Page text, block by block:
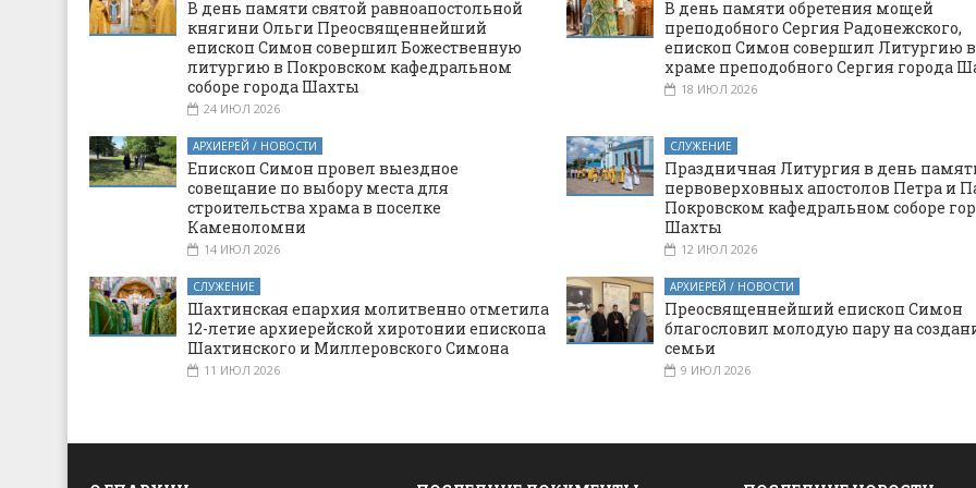
В день памяти святой равноапостольной
княгини Ольги Преосвященнейший
епископ Симон совершил Божественную
литургию в Покровском кафедральном
соборе города Шахты
24 ИЮЛ 2026
В день памяти обретения мощей
преподобного Сергия Радонежского,
епископ Симон совершил Литургию в
храме преподобного Сергия города
18 ИЮЛ 2026
АРХИЕРЕЙ / НОВОСТИ
Епископ Симон провел выездное
совещание по выбору места для
строительства храма в поселке
Каменоломни
14 ИЮЛ 2026
СЛУЖЕНИЕ
Праздничная Литургия в день
первоверховных апостолов Петра и
Покровском кафедральном соборе
Шахты
12 ИЮЛ 2026
СЛУЖЕНИЕ
Шахтинская епархия молитвенно отметила
12-летие архиерейской хиротонии епископа
Шахтинского и Миллеровского Симона
11 ИЮЛ 2026
АРХИЕРЕЙ / НОВОСТИ
Преосвященнейший епископ Симон
благословил молодую пару на
семьи
9 ИЮЛ 2026